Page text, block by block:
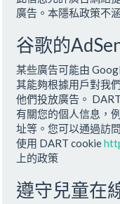
廣告。本隱私政策不
谷歌的
某些廣告可能由
其能夠根據用戶對我
他們投放廣告。
有關您的個人信息，
址等。您可以通過訪
使用 DART cookie
上的政策
遵守兒童在